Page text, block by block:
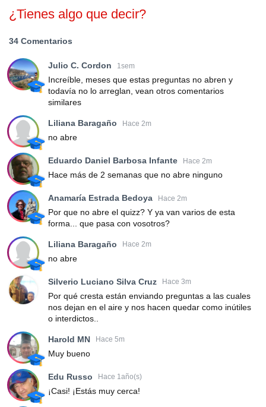
¿Tienes algo que decir?
34 Comentarios
Julio C. Cordon 1sem
Increíble, meses que estas preguntas no abren y
todavía no lo arreglan, vean otros comentarios
similares
Liliana Baragaño Hace 2m
no abre
Eduardo Daniel Barbosa Infante Hace 2m
Hace más de 2 semanas que no abre ninguno
Anamaría Estrada Bedoya Hace 2m
Por que no abre el quizz? Y ya van varios de esta
forma... que pasa con vosotros?
Liliana Baragaño Hace 2m
no abre
Silverio Luciano Silva Cruz Hace 3m
Por qué cresta están enviando preguntas a las cuales
nos dejan en el aire y nos hacen quedar como inútiles
o interdictos..
Harold MN Hace 5m
Muy bueno
Edu Russo Hace 1año(s)
¡Casi! ¡Estás muy cerca!